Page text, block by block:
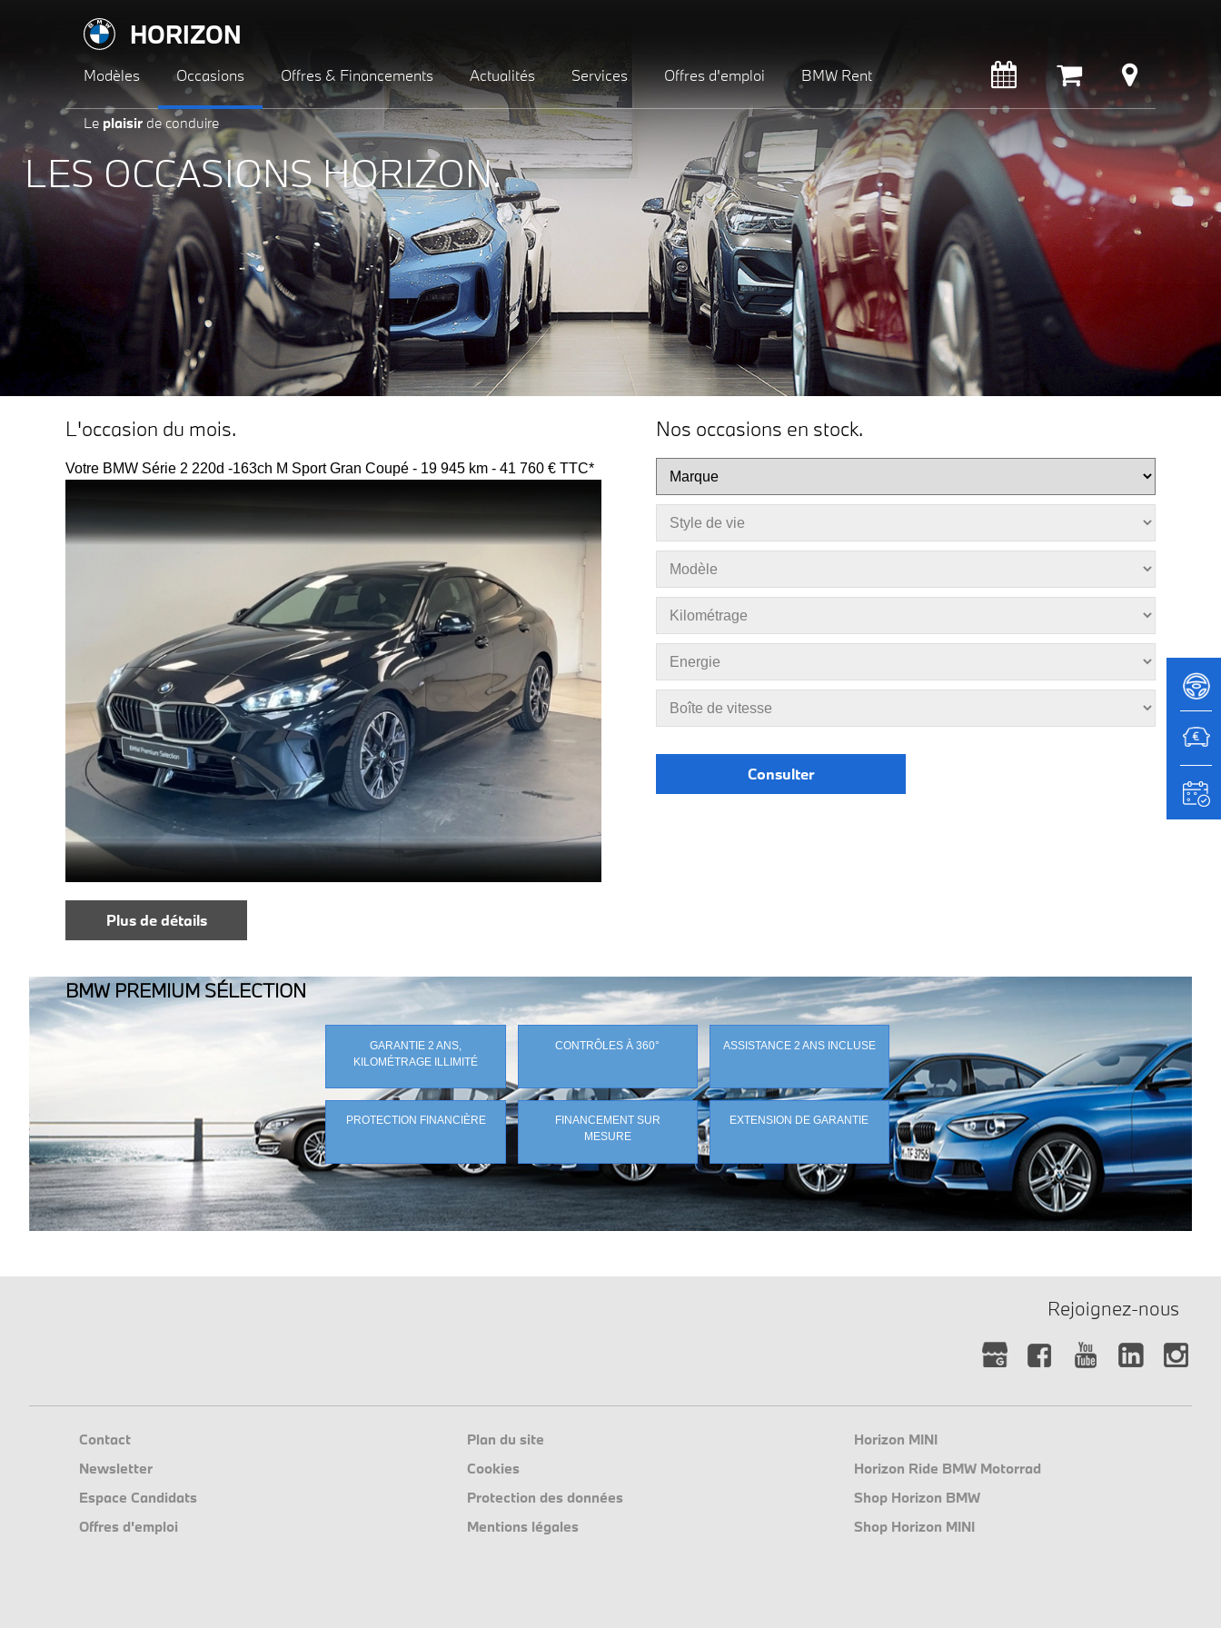
HORIZON
Modèles Occasions Offres & Financements Actualités Services Offres d'emploi BMW Rent
Le plaisir de conduire
LES OCCASIONS HORIZON.
L'occasion du mois.
Votre BMW Série 2 220d -163ch M Sport Gran Coupé - 19 945 km - 41 760 € TTC*
Plus de détails
Nos occasions en stock.
BMW PREMIUM SÉLECTION
GARANTIE 2 ANS,
KILOMÉTRAGE ILLIMITÉ
CONTRÔLES À 360° ASSISTANCE 2 ANS INCLUSE
PROTECTION FINANCIÈRE
FINANCEMENT SUR
MESURE
EXTENSION DE GARANTIE
Rejoignez-nous
Contact
Newsletter
Espace Candidats
Offres d'emploi
Plan du site
Cookies
Protection des données
Mentions légales
Horizon MINI
Horizon Ride BMW Motorrad
Shop Horizon BMW
Shop Horizon MINI